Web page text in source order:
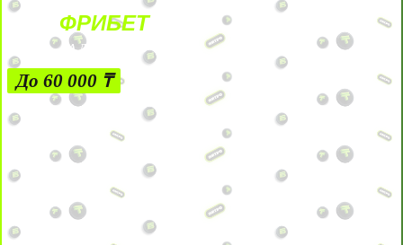
ФРИБЕТ
ЗА ДЕПОЗИТЫ
До 60 000 ₸